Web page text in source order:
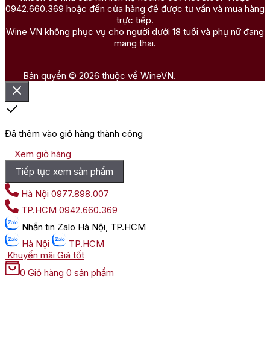
0942.660.369 hoặc đến cửa hàng để được tư vấn và mua hàng
trực tiếp.
Wine VN không phục vụ cho người dưới 18 tuổi và phụ nữ đang
mang thai.
Bản quyền © 2026 thuộc về WineVN.
Đã thêm vào giỏ hàng thành công
Xem giỏ hàng
Tiếp tục xem sản phẩm
Hà Nội 0977.898.007
TP.HCM 0942.660.369
Nhắn tin Zalo Hà Nội, TP.HCM
Hà Nội
TP.HCM
Khuyến mãi Giá tốt
0 Giỏ hàng 0 sản phẩm